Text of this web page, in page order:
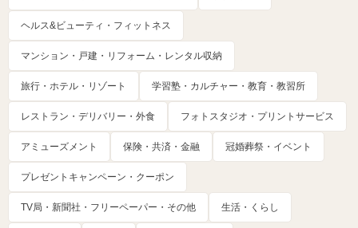
ヘルス&ビューティ・フィットネス
マンション・戸建・リフォーム・レンタル収納
旅行・ホテル・リゾート 学習塾・カルチャー・教育・教習所
レストラン・デリバリー・外食 フォトスタジオ・プリントサービス
アミューズメント 保険・共済・金融 冠婚葬祭・イベント
プレゼントキャンペーン・クーポン
TV局・新聞社・フリーペーパー・その他 生活・くらし